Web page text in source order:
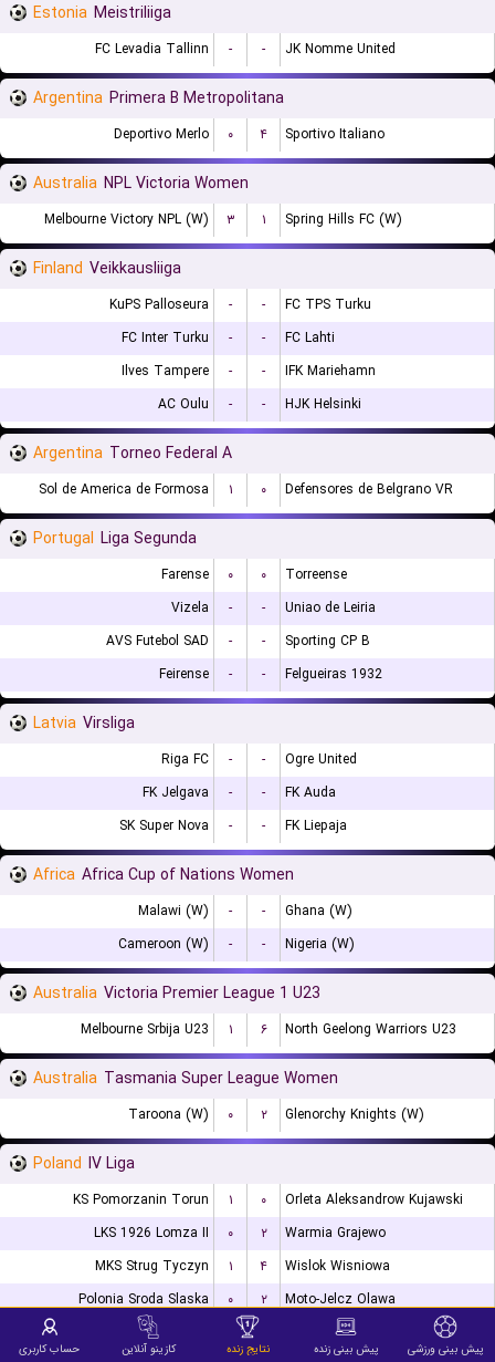
Estonia Meistriliiga
FC Levadia Tallinn - - JK Nomme United
Argentina Primera B Metropolitana
Deportivo Merlo ۰ ۴ Sportivo Italiano
Australia NPL Victoria Women
Melbourne Victory NPL (W) ۳ ۱ Spring Hills FC (W)
Finland Veikkausliiga
KuPS Palloseura - -
FC TPS Turku
FC Inter Turku
- -
FC Lahti
Ilves Tampere
- -
IFK Mariehamn
AC Oulu
- - HJK Helsinki
Argentina Torneo Federal A
Sol de America de Formosa ۱ ۰ Defensores de Belgrano VR
Portugal Liga Segunda
Farense ۰ ۰
Torreense
Vizela
- -
Uniao de Leiria
AVS Futebol SAD
- -
Sporting CP B
Feirense
- - Felgueiras 1932
Latvia Virsliga
Riga FC - -
Ogre United
FK Jelgava
- -
FK Auda
SK Super Nova
- - FK Liepaja
Africa Africa Cup of Nations Women
Malawi (W) - -
Ghana (W)
Cameroon (W)
- - Nigeria (W)
Australia Victoria Premier League 1 U23
Melbourne Srbija U23 ۱ ۶ North Geelong Warriors U23
Australia Tasmania Super League Women
Taroona (W) ۰ ۲ Glenorchy Knights (W)
Poland IV Liga
KS Pomorzanin Torun ۱ ۰
Orleta Aleksandrow Kujawski
LKS 1926 Lomza II
۰ ۲
Warmia Grajewo
MKS Strug Tyczyn
۱ ۴
Wislok Wisniowa
Polonia Sroda Slaska
۰ ۲
Moto-Jelcz Olawa
Mlks Znicz Biala Piska
Polonia Paslek
پیش بینی ورزشی پیش بینی زنده نتایج زنده کازینو آنلاین حساب کاربری